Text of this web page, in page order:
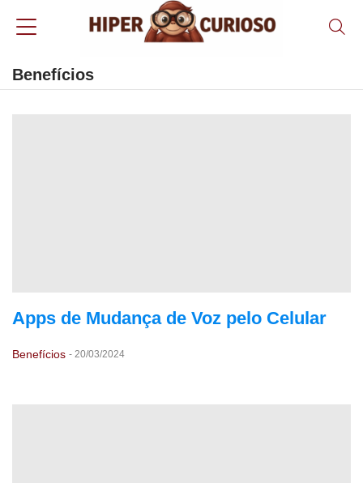
Benefícios
Apps de Mudança de Voz pelo Celular
Benefícios - 20/03/2024